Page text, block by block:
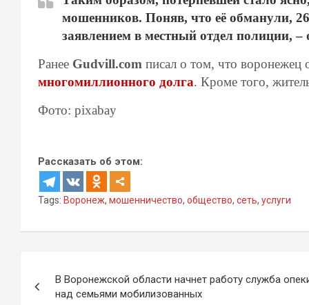
мошенников. Поняв, что её обманули,
заявлением в местный отдел полиции,
Ранее Gudvill.com писал о том, что воронежец
многомиллионного долга. Кроме того,
Фото: pixabay
Рассказать об этом:
Tags: Воронеж, мошенничество, общество, сеть, услуги
по
В Воронежской области начнет работу служба
над семьями мобилизованных